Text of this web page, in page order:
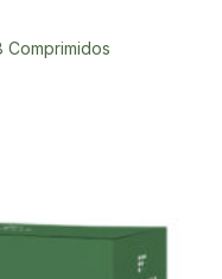
Comprimidos